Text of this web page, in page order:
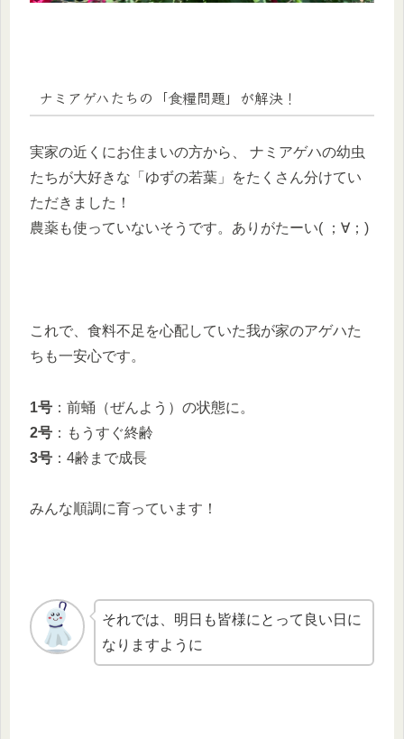
ナミアゲハたちの「食糧問題」が解決！
実家の近くにお住まいの方から、 ナミアゲハの幼虫
たちが大好きな「ゆずの若葉」をたくさん分けてい
ただきました！
農薬も使っていないそうです。ありがたーい( ；∀；)
これで、食料不足を心配していた我が家のアゲハた
ちも一安心です。
1号 ：前蛹（ぜんよう）の状態に。
2号 ：もうすぐ終齢
3号 ：4齢まで成長
みんな順調に育っています！
それでは、明日も皆様にとって良い日に
なりますように